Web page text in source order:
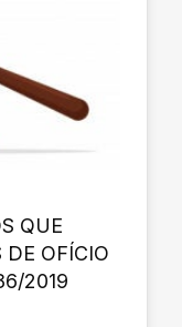
QUE
DE OFÍCIO
2019